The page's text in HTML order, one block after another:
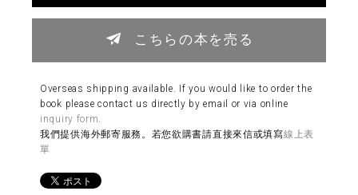
こちらの本を売る
Overseas shipping available. If you would like to order the
book please contact us directly by email or via online
inquiry form
我們提供海外郵寄服務。若您欲購書請直接來信或填寫線上表
單